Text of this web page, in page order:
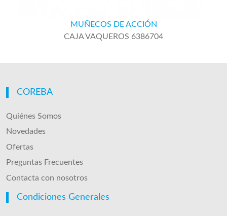
MUÑECOS DE ACCIÓN
CAJA VAQUEROS 6386704
COREBA
Quiénes Somos
Novedades
Ofertas
Preguntas Frecuentes
Contacta con nosotros
Condiciones Generales